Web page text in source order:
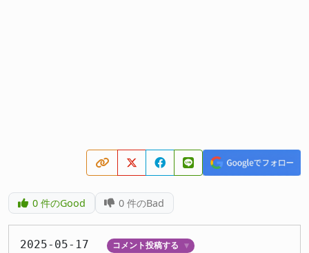
0件のGood 0 件のBad
2025-05-17 コメント投稿する ▼